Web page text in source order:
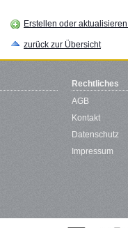
Erstellen oder
zurück zur Übersicht
Rechtliches
AGB
Kontakt
Datenschutz
Impressum